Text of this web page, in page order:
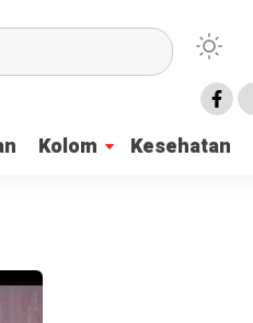
Kolom Kesehatan